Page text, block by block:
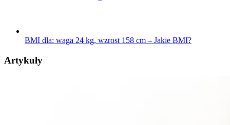
BMI dla: waga 24 kg, wzrost 158 cm – Jakie BMI?
Artykuły